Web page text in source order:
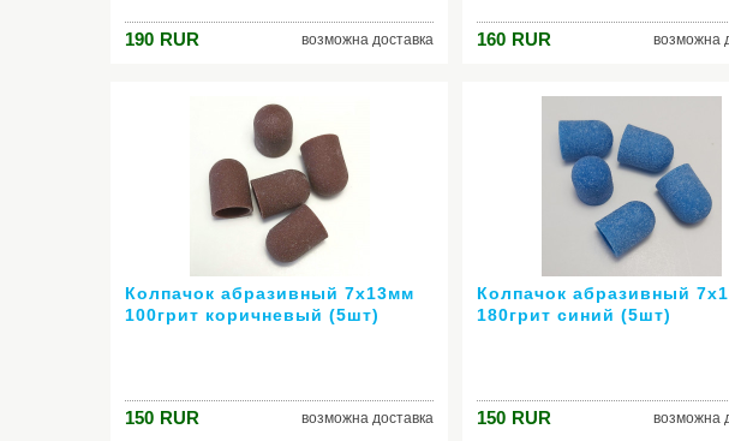
190 RUR возможна доставка 160 RUR возможна
Колпачок абразивный 7х13мм
100грит коричневый (5шт)
150 RUR возможна доставка
Колпачок абразивный
180грит синий (5шт)
150 RUR возможна